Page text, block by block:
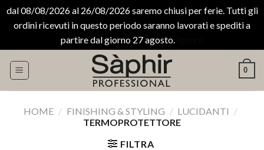
dal 08/08/2026 al 26/08/2026 saremo chiusi per ferie. Tutti gli
ordini ricevuti in questo periodo saranno lavorati e spediti a
partire dal giorno 27 agosto.
0
HOME / FINISHING & STYLING / LUCIDANTI /
TERMOPROTETTORE
FILTRA